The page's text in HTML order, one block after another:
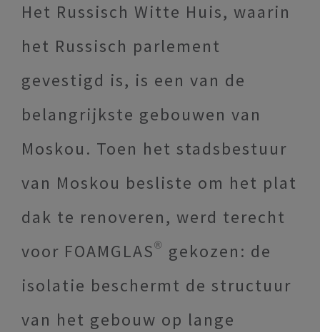
Het Russisch Witte Huis, waarin
het Russisch parlement
gevestigd is, is een van de
belangrijkste gebouwen van
Moskou. Toen het stadsbestuur
van Moskou besliste om het plat
dak te renoveren, werd terecht
voor FOAMGLAS® gekozen: de
isolatie beschermt de structuur
van het gebouw op lange